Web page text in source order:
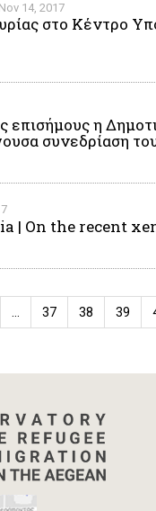
Nov 14, 2017
στο Κέντρο
επισήμους η
συνεδρίαση
| On the recent
… Page
37 Page
38 Page
39